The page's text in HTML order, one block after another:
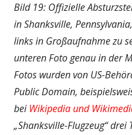
Bild 19: Offizielle
in Shanksville,
links in Großaufnahme zu
unteren Foto genau in der
Fotos wurden von US-
Public Domain,
beiWikipedia und
„Shanksville-Flugzeug“ drei